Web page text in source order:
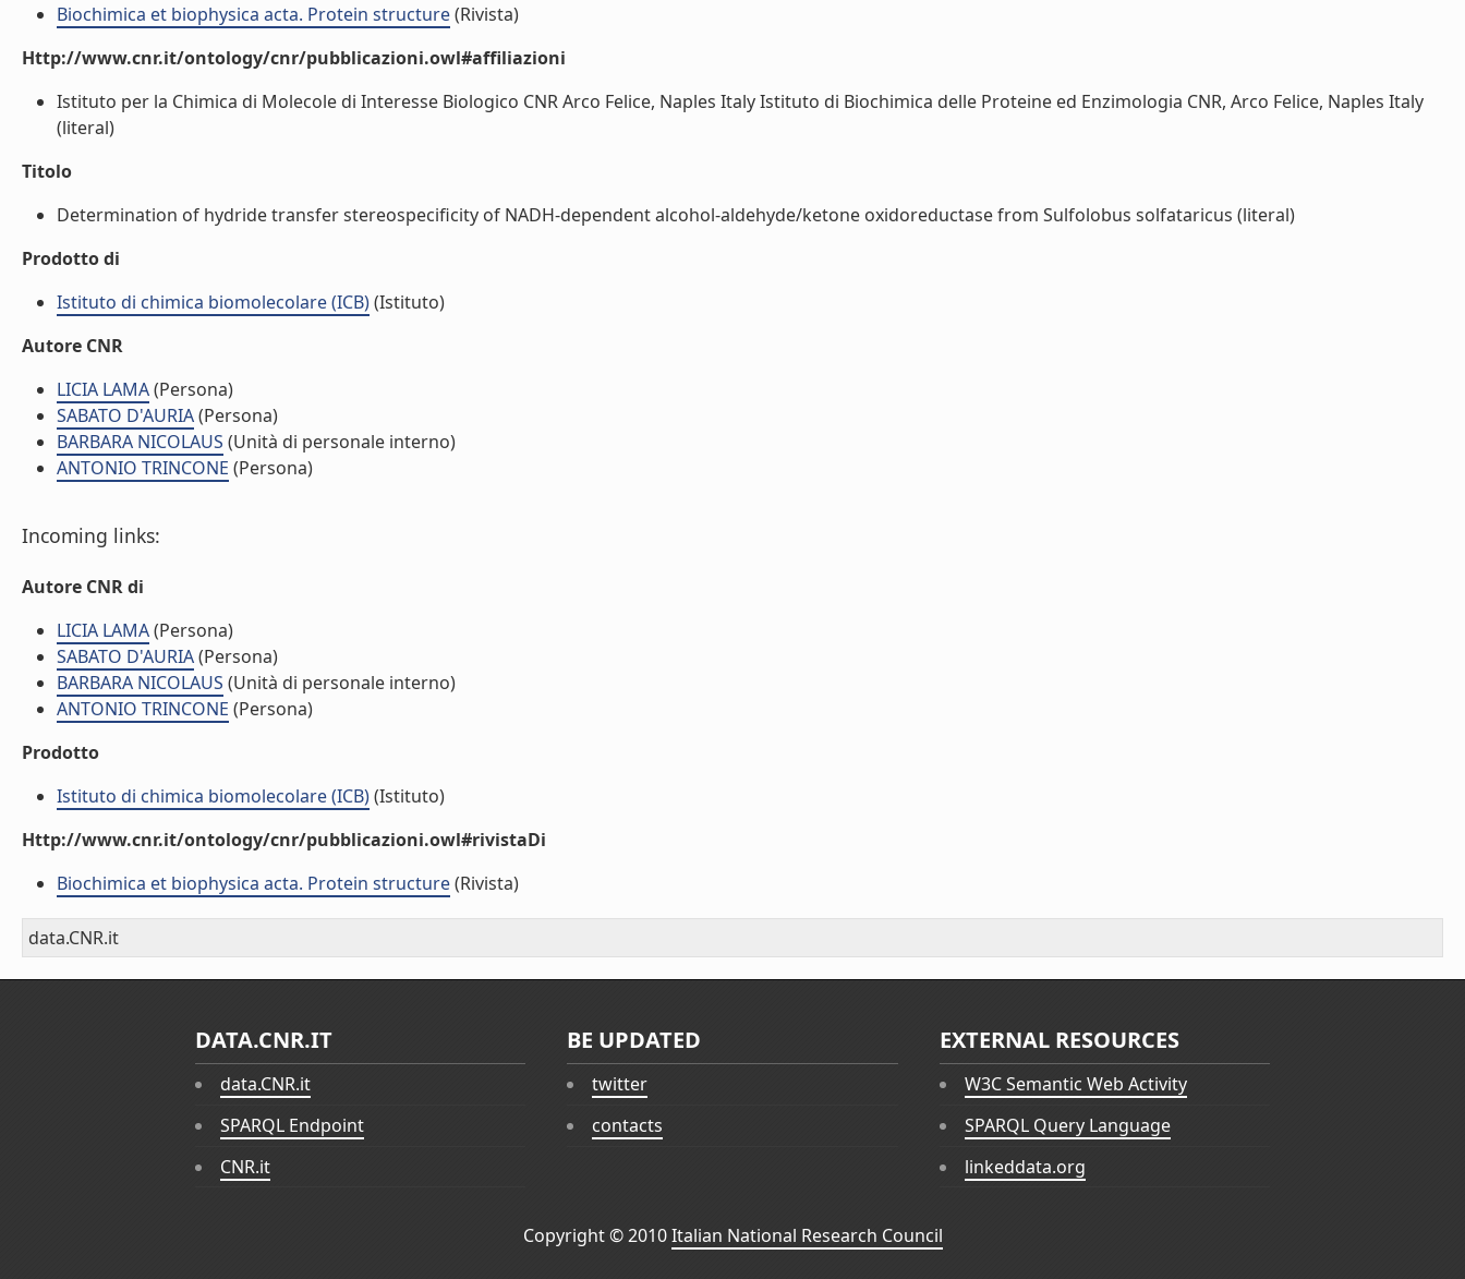
Biochimica et biophysica acta. Protein structure(Rivista)
Http://www.cnr.it/ontology/cnr/pubblicazioni.owl#affiliazioni
Istituto per la Chimica di Molecole di Interesse Biologico CNR Arco Felice, Naples Italy Istituto di Biochimica delle Proteine ed Enzimologia CNR, Arco Felice, Naples Italy
(literal)
Titolo
Determination of hydride transfer stereospecificity of NADH-dependent alcohol-aldehyde/ketone oxidoreductase from Sulfolobus solfataricus (literal)
Prodotto di
Istituto di chimica biomolecolare (ICB)(Istituto)
Autore CNR
LICIA LAMA(Persona)
SABATO D'AURIA(Persona)
BARBARA NICOLAUS (Unità di personale interno)
ANTONIO TRINCONE (Persona)
Incoming links:
Autore CNR di
LICIA LAMA(Persona)
SABATO D'AURIA(Persona)
BARBARA NICOLAUS (Unità di personale interno)
ANTONIO TRINCONE (Persona)
Prodotto
Istituto di chimica biomolecolare (ICB)(Istituto)
Http://www.cnr.it/ontology/cnr/pubblicazioni.owl#rivistaDi
Biochimica et biophysica acta. Protein structure(Rivista)
data.CNR.it
DATA.CNR.IT
data.CNR.it
SPARQL Endpoint
CNR.it
BE UPDATED
twitter
contacts
EXTERNAL RESOURCES
W3C Semantic Web Activity
SPARQL Query Language
linkeddata.org
Copyright © 2010Italian National Research Council